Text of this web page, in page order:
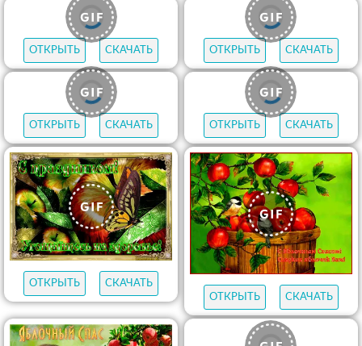
ОТКРЫТЬ СКАЧАТЬ
ОТКРЫТЬ СКАЧАТЬ ОТКРЫТЬ СКАЧАТЬ
ОТКРЫТЬ СКАЧАТЬ
ОТКРЫТЬ СКАЧАТЬ